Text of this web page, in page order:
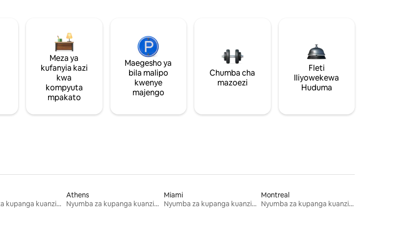
Meza ya
kufanyia kazi
kwa
kompyuta
mpakato
Maegesho ya
bila malipo
kwenye
majengo
Chumba cha
mazoezi
Fleti
Iliyowekewa
Huduma
Nyumba za kupanga kuanzia mwezi mmoja
Athens
Nyumba za kupanga kuanzia mwezi mmoja
Miami
Nyumba za kupanga kuanzia mwezi mmoja
Montreal
Nyumba za kupanga kuanzia mwezi mmoja